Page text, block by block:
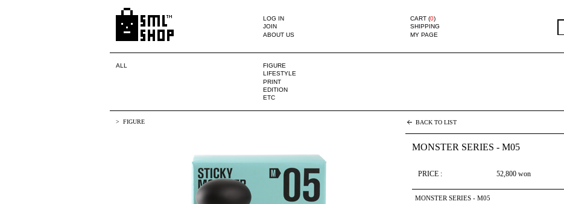
LOG IN
JOIN
ABOUT US
CART (0)
SHIPPING
MY PAGE
ALL
FIGURE
LIFESTYLE
PRINT
EDITION
ETC
FIGURE BACK TO LIST
MONSTER SERIES - M05
PRICE : 52,800 won
MONSTER SERIES - M05